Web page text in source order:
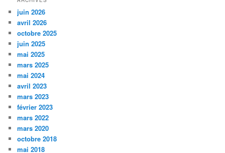
juin 2026
avril 2026
octobre 2025
juin 2025
mai 2025
mars 2025
mai 2024
avril 2023
mars 2023
février 2023
mars 2022
mars 2020
octobre 2018
mai 2018